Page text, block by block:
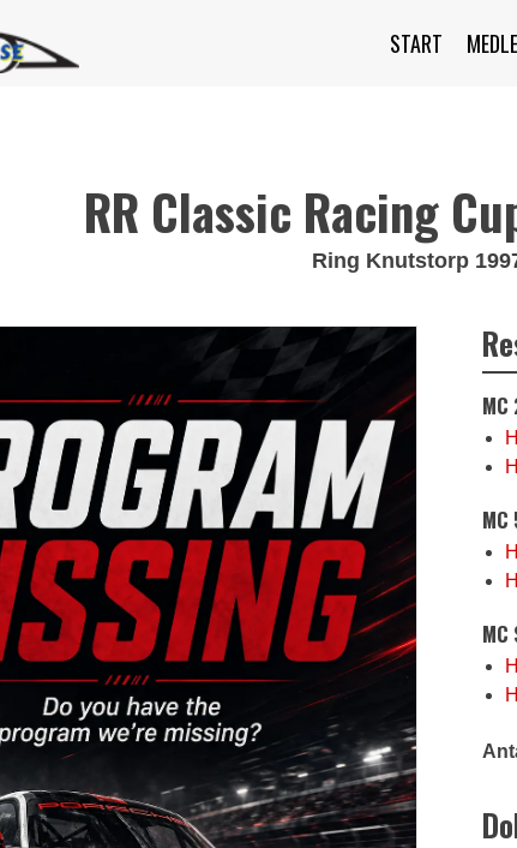
START
RR Classic Racing
Ring Knutstorp
MC
MC
MC